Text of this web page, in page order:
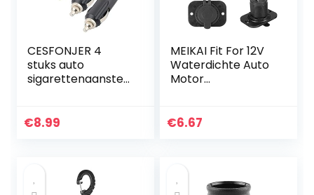
CESFONJER 4
stuks auto
sigarettenaanstek
er universele
€8.99
MEIKAI Fit For 12V
Waterdichte Auto
Motor
Power Supply
€6.67